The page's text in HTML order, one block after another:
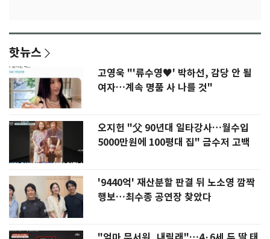
핫뉴스
고영욱 "'류수영♥' 박하선, 감당 안 될
여자…계속 명품 사 나를 것"
오지헌 "父 90년대 일타강사…월수입
5000만원에 100평대 집" 금수저 고백
'9440억' 재산분할 판결 뒤 노소영 깜짝
행보…최수종 공연장 찾았다